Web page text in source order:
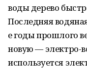
воды дерево
Последняя
е годы прошлого
новую — электро-
используется